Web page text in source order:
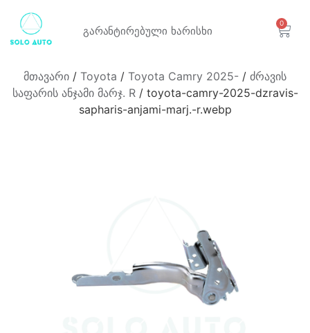
გარანტირებული ხარისხი
0
მთავარი / Toyota / Toyota Camry 2025- / ძრავის
საფარის ანჯამი მარჯ. R/ toyota-camry-2025-dzravis-
sapharis-anjami-marj.-r.webp